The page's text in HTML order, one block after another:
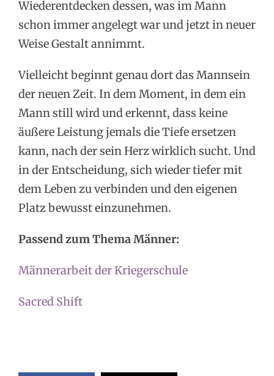
Wiederentdecken dessen, was im Mann
schon immer angelegt war und jetzt in neuer
Weise Gestalt annimmt.
Vielleicht beginnt genau dort das Mannsein
der neuen Zeit. In dem Moment, in dem ein
Mann still wird und erkennt, dass keine
äußere Leistung jemals die Tiefe ersetzen
kann, nach der sein Herz wirklich sucht. Und
in der Entscheidung, sich wieder tiefer mit
dem Leben zu verbinden und den eigenen
Platz bewusst einzunehmen.
Passend zum Thema Männer:
Männerarbeit der Kriegerschule
Sacred Shift